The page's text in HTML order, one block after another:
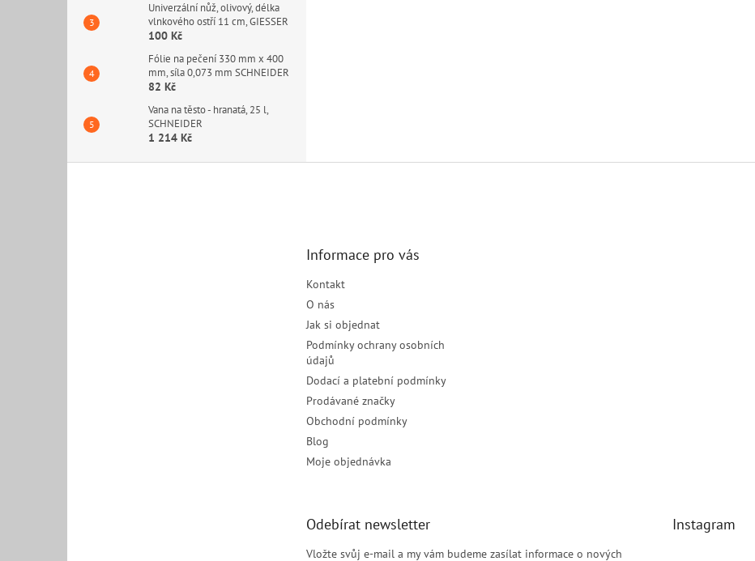
Univerzální nůž, olivový, délka
vlnkového ostří 11 cm, GIESSER
100 Kč
Fólie na pečení 330 mm x 400
mm, síla 0,073 mm SCHNEIDER
82 Kč
Vana na těsto - hranatá, 25 l,
SCHNEIDER
1 214 Kč
Informace pro vás
Kontakt
O nás
Jak si objednat
Podmínky ochrany osobních
údajů
Dodací a platební podmínky
Prodávané značky
Obchodní podmínky
Blog
Moje objednávka
Odebírat newsletter
Vložte svůj e-mail a my vám budeme zasílat informace o nových
Instagram